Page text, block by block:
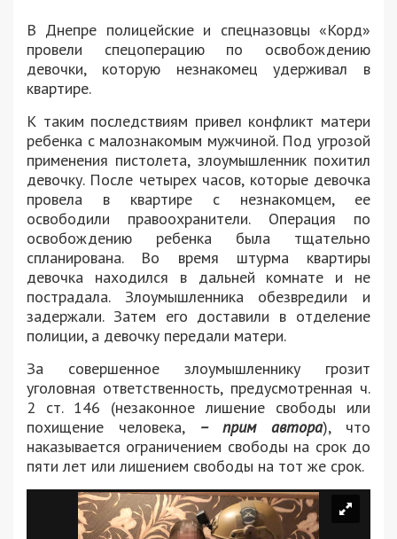
В Днепре полицейские и спецназовцы «Корд»
провели спецоперацию по освобождению
девочки, которую незнакомец удерживал в
квартире.
К таким последствиям привел конфликт матери
ребенка с малознакомым мужчиной. Под угрозой
применения пистолета, злоумышленник похитил
девочку. После четырех часов, которые девочка
провела в квартире с незнакомцем, ее
освободили правоохранители. Операция по
освобождению ребенка была тщательно
спланирована. Во время штурма квартиры
девочка находился в дальней комнате и не
пострадала. Злоумышленника обезвредили и
задержали. Затем его доставили в отделение
полиции, а девочку передали матери.
За совершенное злоумышленнику грозит
уголовная ответственность, предусмотренная ч.
2 ст. 146 (незаконное лишение свободы или
похищение человека,
– прим автора), что
наказывается ограничением свободы на срок до
пяти лет или лишением свободы на тот же срок.